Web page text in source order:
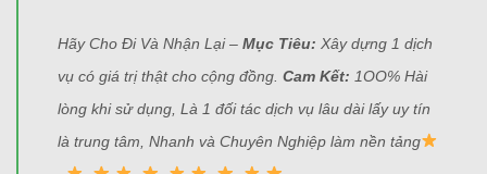
Hãy Cho Đi Và Nhận Lại – Mục Tiêu: Xây dựng 1 dịch
vụ có giá trị thật cho cộng đồng. Cam Kết: 1OO% Hài
lòng khi sử dụng, Là 1 đối tác dịch vụ lâu dài lấy uy tín
là trung tâm, Nhanh và Chuyên Nghiệp làm nền tảng